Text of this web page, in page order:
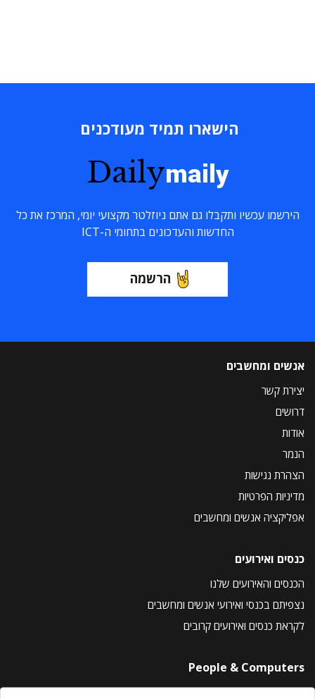
הישארו תמיד מעודכנים
Dailymaily
הירשמו עכשיו ותקבלו גם אתם ניוזלטר מקצועי יומי, המרכז את כל
החדשות והעדכונים בתחומי ה-ICT
הרשמה
אנשים ומחשבים
יצירת קשר
דרושים
אודות
הנמר
הצהרת נגישות
מדיניות הפרטיות
אפליקציה אנשים ומחשבים
כנסים ואירועים
הכנסים והאירועים שלנו
נצפיתם בכנסי ואירועי אנשים ומחשבים
לקראת כנסים ואירועים קרובים
People & Computers
About Us